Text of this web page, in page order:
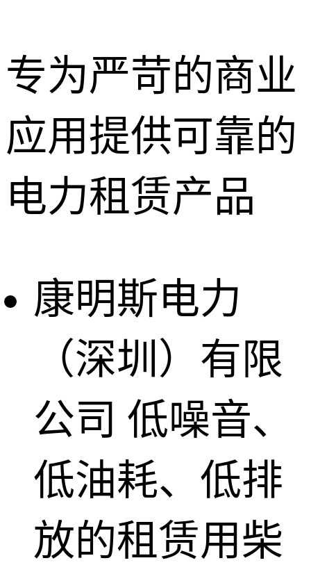
专为严苛的商业
应用提供可靠的
电力租赁产品
康明斯电力
（深圳）有限
公司 低噪音、
低油耗、低排
放的租赁用柴
深圳租赁服
惠州租赁服
务
东莞租赁服